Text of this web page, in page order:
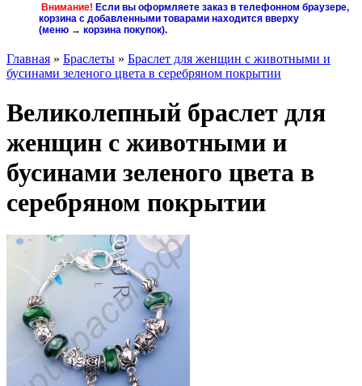
Внимание! Если вы оформляете заказ в телефонном браузере,
корзина с добавленными товарами находится вверху
(меню → корзина покупок).
Главная » Браслеты » Браслет для женщин с животными и
бусинами зеленого цвета в серебряном покрытии
Великолепный браслет для
женщин с животными и
бусинами зеленого цвета в
серебряном покрытии